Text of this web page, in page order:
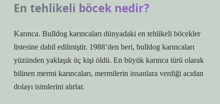
En tehlikeli böcek nedir?
Karınca. Bulldog karıncaları dünyadaki en tehlikeli böcekler
listesine dahil edilmiştir. 1988’den beri, bulldog karıncaları
yüzünden yaklaşık üç kişi öldü. En büyük karınca türü olarak
bilinen mermi karıncaları, mermilerin insanlara verdiği acıdan
dolayı isimlerini alırlar.